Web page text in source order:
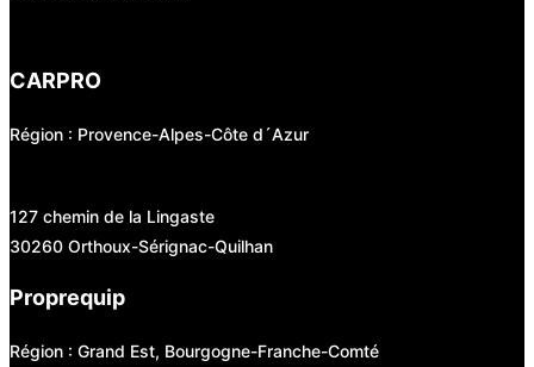
CARPRO
Région : Provence-Alpes-Côte d´Azur
127 chemin de la Lingaste
30260 Orthoux-Sérignac-Quilhan
Proprequip
Région : Grand Est, Bourgogne-Franche-Comté